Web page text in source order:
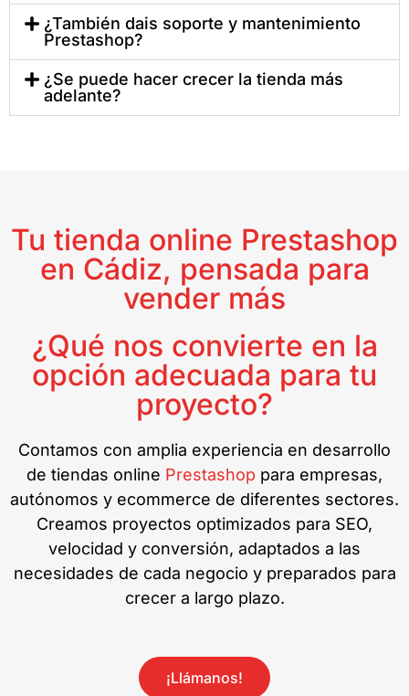
¿También dais soporte y mantenimiento
Prestashop?
¿Se puede hacer crecer la tienda más
adelante?
Tu tienda online Prestashop
en Cádiz, pensada para
vender más
¿Qué nos convierte en la
opción adecuada para tu
proyecto?
Contamos con amplia experiencia en desarrollo
de tiendas online Prestashop para empresas,
autónomos y ecommerce de diferentes sectores.
Creamos proyectos optimizados para SEO,
velocidad y conversión, adaptados a las
necesidades de cada negocio y preparados para
crecer a largo plazo.
¡Llámanos!